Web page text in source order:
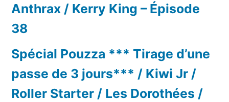
Anthrax / Kerry King – Épisode
38
Spécial Pouzza *** Tirage d’une
passe de 3 jours*** / Kiwi Jr /
Roller Starter / Les Dorothées /